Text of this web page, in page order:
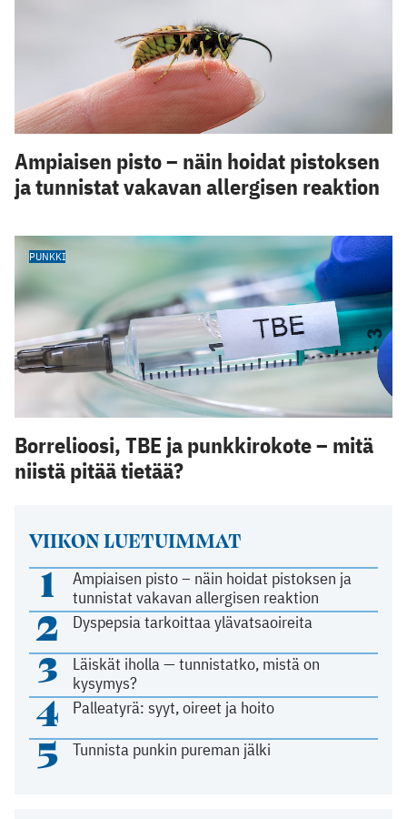
VIIKON LUETUIMMAT
1
Ampiaisen pisto – näin hoidat pistoksen ja
tunnistat vakavan allergisen reaktion
2 Dyspepsia tarkoittaa ylävatsaoireita
3
Läiskät iholla — tunnistatko, mistä on
kysymys?
4 Palleatyrä: syyt, oireet ja hoito
5 Tunnista punkin pureman jälki
Ampiaisen pisto – näin hoidat pistoksen
ja tunnistat vakavan allergisen reaktion
PUNKKI
Borrelioosi, TBE ja punkkirokote – mitä
niistä pitää tietää?